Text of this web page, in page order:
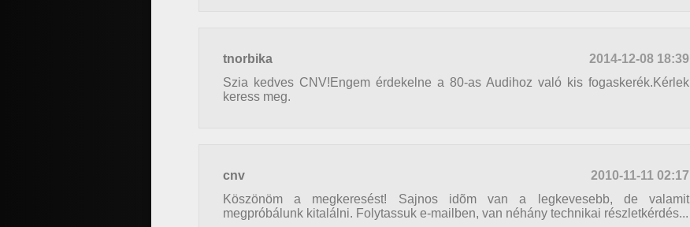
tnorbika
2014-12-08 18:39
Szia kedves CNV!Engem érdekelne a 80-as Audihoz való kis fogaskerék.Kérlek
keress meg.
cnv
2010-11-11 02:17
Köszönöm a megkeresést! Sajnos idõm van a legkevesebb, de valamit
megpróbálunk kitalálni. Folytassuk e-mailben, van néhány technikai részletkérdés...